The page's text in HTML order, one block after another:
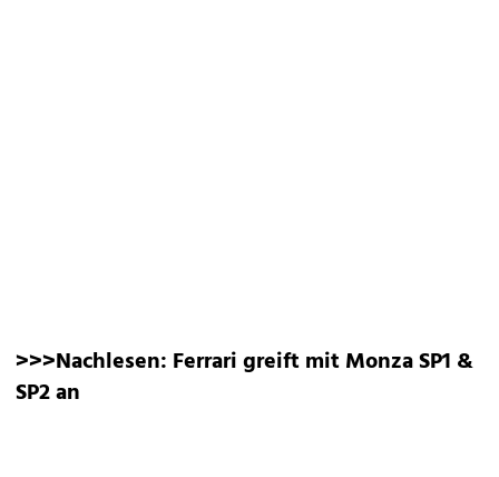
>>>Nachlesen: Ferrari greift mit Monza SP1 &
SP2 an